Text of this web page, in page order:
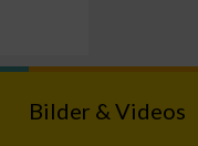
Bilder & Videos